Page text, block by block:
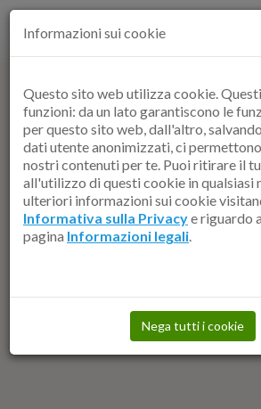
Informazioni sui cookie
Questo sito web utilizza cookie.
funzioni: da un lato garantiscono le
per questo sito web, dall'altro,
dati utente anonimizzati, ci
nostri contenuti per te. Puoi ritirare il
all'utilizzo di questi cookie in qualsiasi
ulteriori informazioni sui cookie
Informativa sulla Privacye riguardo
pagina Informazioni legali.
Nega tutti i cookie